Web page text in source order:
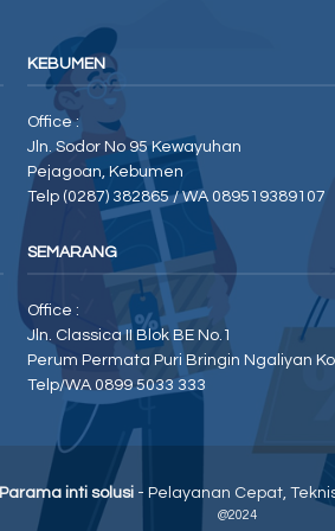
KEBUMEN
Office :
Jln. Sodor No 95 Kewayuhan
Pejagoan, Kebumen
Telp (0287) 382865 / WA 089519389107
SEMARANG
Office :
Jln. Classica II Blok BE No.1
Perum Permata Puri Bringin Ngaliyan
Telp/WA 0899 5033 333
Parama inti solusi - Pelayanan Cepat,
@2024